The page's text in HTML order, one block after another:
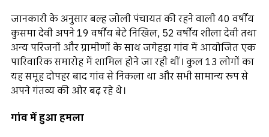
जानकारी के अनुसार बल्ह जोली पंचायत की रहने वाली 40 वर्षीय
कुसमा देवी अपने 19 वर्षीय बेटे निखिल, 52 वर्षीय शीला देवी तथा
अन्य परिजनों और ग्रामीणों के साथ जगेहड़ा गांव में आयोजित एक
पारिवारिक समारोह में शामिल होने जा रही थीं। कुल 13 लोगों का
यह समूह दोपहर बाद गांव से निकला था और सभी सामान्य रूप से
अपने गंतव्य की ओर बढ़ रहे थे।
गांव में हुआ हमला